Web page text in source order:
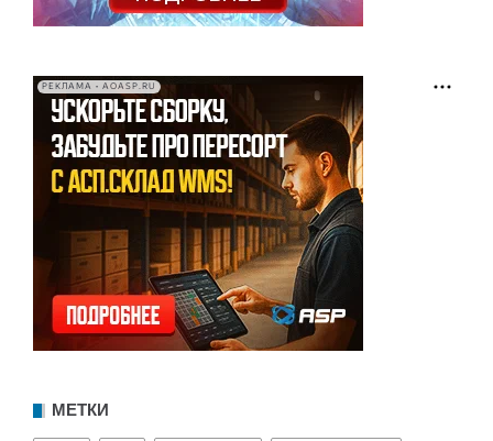
РЕКЛАМА • AOASP.RU
МЕТКИ